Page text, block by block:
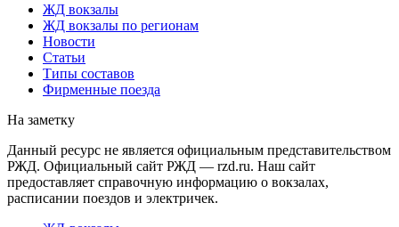
ЖД вокзалы
ЖД вокзалы по регионам
Новости
Статьи
Типы составов
Фирменные поезда
На заметку
Данный ресурс не является официальным представительством
РЖД. Официальный сайт РЖД — rzd.ru. Наш сайт
предоставляет справочную информацию о вокзалах,
расписании поездов и электричек.